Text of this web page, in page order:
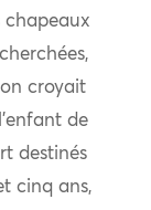
chapeaux
croyait
de
destinés
cinq ans,